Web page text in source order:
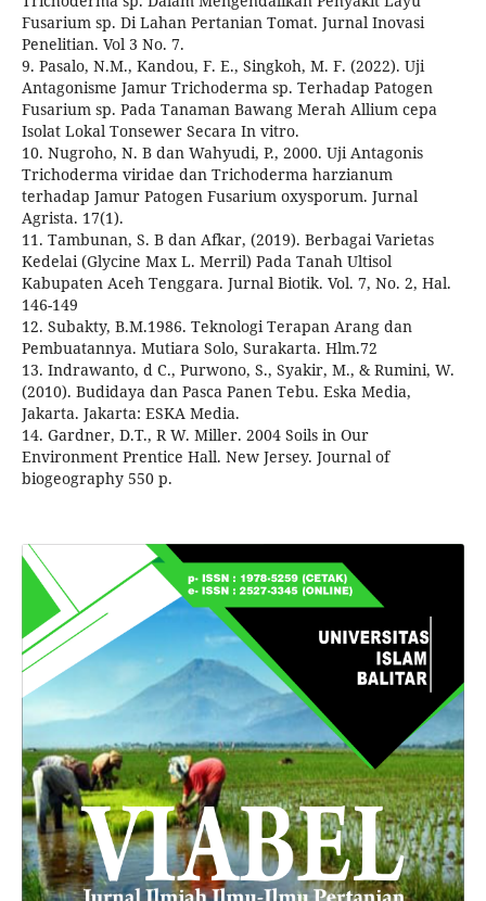
Fusarium sp. Di Lahan Pertanian Tomat. Jurnal Inovasi
Penelitian. Vol 3 No. 7.
9. Pasalo, N.M., Kandou, F. E., Singkoh, M. F. (2022). Uji
Antagonisme Jamur Trichoderma sp. Terhadap Patogen
Fusarium sp. Pada Tanaman Bawang Merah Allium cepa
Isolat Lokal Tonsewer Secara In vitro.
10. Nugroho, N. B dan Wahyudi, P., 2000. Uji Antagonis
Trichoderma viridae dan Trichoderma harzianum
terhadap Jamur Patogen Fusarium oxysporum. Jurnal
Agrista. 17(1).
11. Tambunan, S. B dan Afkar, (2019). Berbagai Varietas
Kedelai (Glycine Max L. Merril) Pada Tanah Ultisol
Kabupaten Aceh Tenggara. Jurnal Biotik. Vol. 7, No. 2, Hal.
146-149
12. Subakty, B.M.1986. Teknologi Terapan Arang dan
Pembuatannya. Mutiara Solo, Surakarta. Hlm.72
13. Indrawanto, d C., Purwono, S., Syakir, M., & Rumini, W.
(2010). Budidaya dan Pasca Panen Tebu. Eska Media,
Jakarta. Jakarta: ESKA Media.
14. Gardner, D.T., R W. Miller. 2004 Soils in Our
Environment Prentice Hall. New Jersey. Journal of
biogeography 550 p.